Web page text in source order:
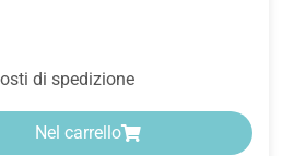
di spedizione
Nel carrello